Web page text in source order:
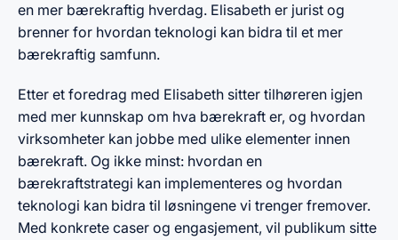
en mer bærekraftig hverdag. Elisabeth er jurist og
brenner for hvordan teknologi kan bidra til et mer
bærekraftig samfunn.
Etter et foredrag med Elisabeth sitter tilhøreren igjen
med mer kunnskap om hva bærekraft er, og hvordan
virksomheter kan jobbe med ulike elementer innen
bærekraft. Og ikke minst: hvordan en
bærekraftstrategi kan implementeres og hvordan
teknologi kan bidra til løsningene vi trenger fremover.
Med konkrete caser og engasjement, vil publikum sitte